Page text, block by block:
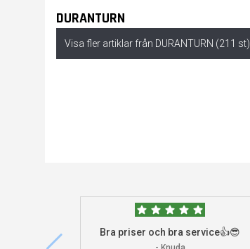
DURANTURN
Visa fler artiklar från DURANTURN (211 st)
Bra priser och bra service👍😎